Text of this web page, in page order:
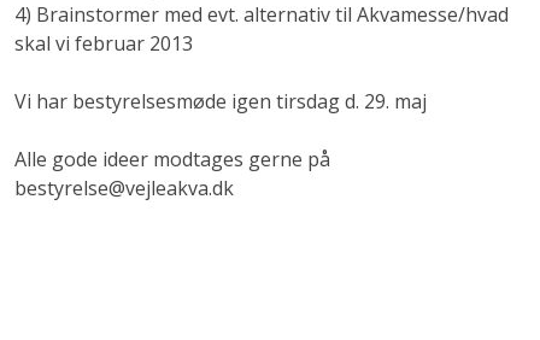
4) Brainstormer med evt. alternativ til Akvamesse/hvad
skal vi februar 2013
Vi har bestyrelsesmøde igen tirsdag d. 29. maj
Alle gode ideer modtages gerne på
bestyrelse@vejleakva.dk